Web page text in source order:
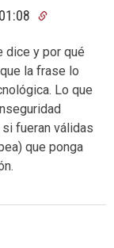
dice y por qué
la frase lo
Lo que
fueran válidas
que ponga